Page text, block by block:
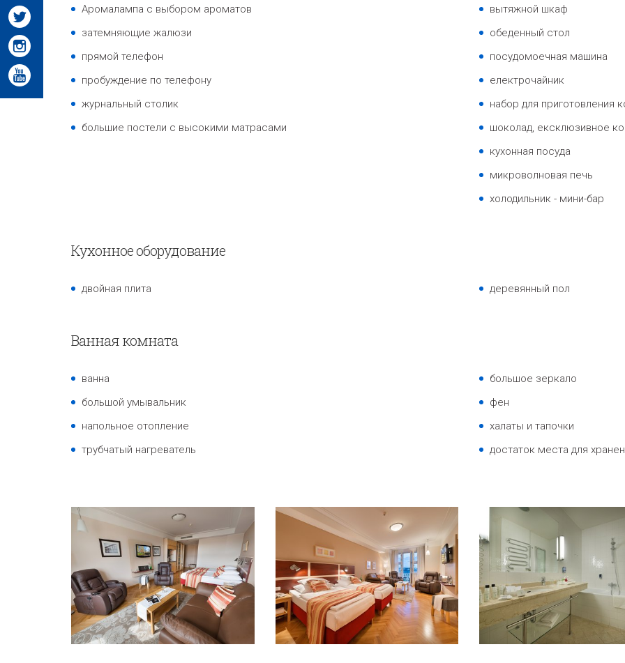
Аромалампа с выбором ароматов
затемняющие жалюзи
прямой телефон
пробуждение по телефону
журнальный столик
большие постели с высокими матрасами
вытяжной шкаф
oбеденный стол
посудомоечная машина
електрочайник
набор для приготовления
шоколад, ексклюзивное
кухонная посуда
микроволновая печь
xолодильник - мини-бар
Кухонное оборудование
двойная плита деревянный пол
Ванная комната
ванна
большой умывальник
напольное отопление
трубчатый нагреватель
большое зеркало
фен
xалаты и тапочки
достаток места для